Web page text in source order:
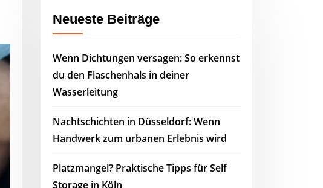
Neueste Beiträge
Wenn Dichtungen versagen: So erkennst
du den Flaschenhals in deiner
Wasserleitung
Nachtschichten in Düsseldorf: Wenn
Handwerk zum urbanen Erlebnis wird
Platzmangel? Praktische Tipps für Self
Storage in Köln